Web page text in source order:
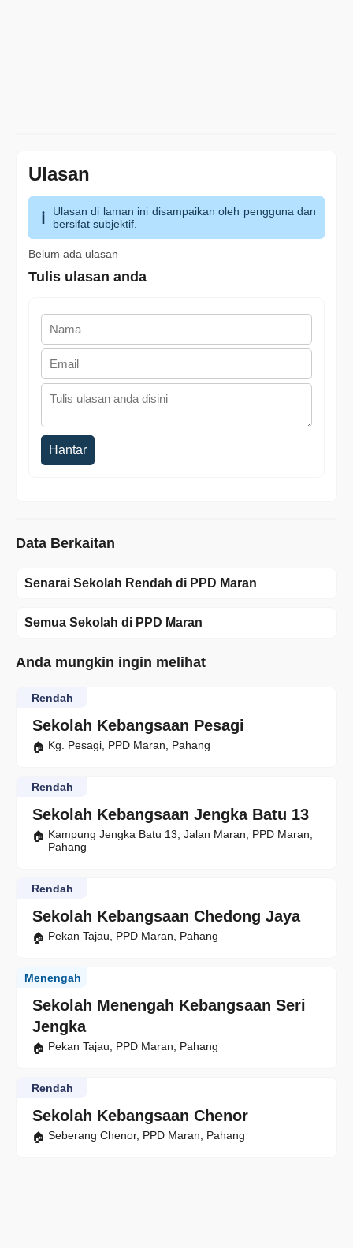
Ulasan
Ulasan di laman ini disampaikan oleh pengguna dan
bersifat subjektif.
Belum ada ulasan
Tulis ulasan anda
Hantar
Data Berkaitan
Senarai Sekolah Rendah di PPD Maran
Semua Sekolah di PPD Maran
Anda mungkin ingin melihat
Sekolah Kebangsaan Pesagi
Rendah
Kg. Pesagi, PPD Maran, Pahang
Sekolah Kebangsaan Jengka Batu 13
Rendah
Kampung Jengka Batu 13, Jalan Maran, PPD Maran,
Pahang
Sekolah Kebangsaan Chedong Jaya
Rendah
Pekan Tajau, PPD Maran, Pahang
Sekolah Menengah Kebangsaan Seri
Jengka
Menengah
Pekan Tajau, PPD Maran, Pahang
Sekolah Kebangsaan Chenor
Rendah
Seberang Chenor, PPD Maran, Pahang